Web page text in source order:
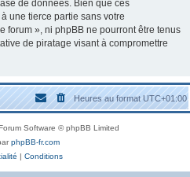
de données. Bien que ces
une tierce partie sans votre
forum », ni phpBB ne pourront être tenus
de piratage visant à compromettre
Heures au formatUTC+01:00
Software © phpBB Limited
phpBB-fr.com
| Conditions